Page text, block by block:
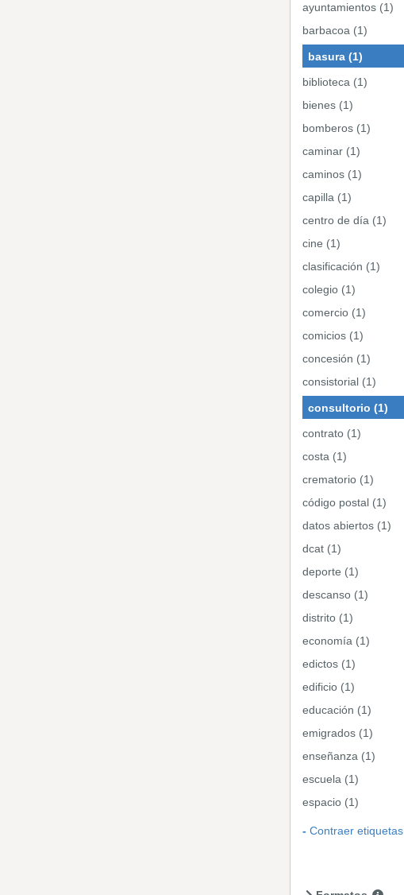
ayuntamientos (1)
barbacoa (1)
basura (1)
biblioteca (1)
bienes (1)
bomberos (1)
caminar (1)
caminos (1)
capilla (1)
centro de día (1)
cine (1)
clasificación (1)
colegio (1)
comercio (1)
comicios (1)
concesión (1)
consistorial (1)
consultorio (1)
contrato (1)
costa (1)
crematorio (1)
código postal (1)
datos abiertos (1)
dcat (1)
deporte (1)
descanso (1)
distrito (1)
economía (1)
edictos (1)
edificio (1)
educación (1)
emigrados (1)
enseñanza (1)
escuela (1)
espacio (1)
Contraer etiquetas